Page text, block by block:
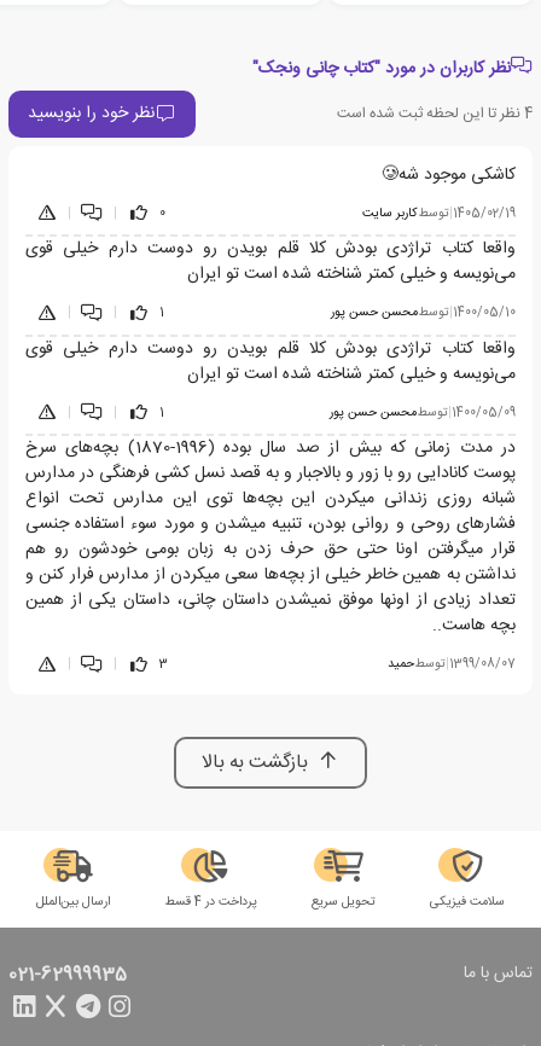
نظر کاربران در مورد "کتاب چانی ونجک"
4 نظر تا این لحظه ثبت شده است نظر خود را بنویسید
کاشکی موجود شه🥲
1405/02/19
|توسطکاربر سایت 0
|
|
واقعا کتاب تراژدی بودش کلا قلم بویدن رو دوست دارم خیلی قوی
می‌نویسه و خیلی کمتر شناخته شده است تو ایران
1400/05/10
|توسطمحسن حسن پور 1
|
|
واقعا کتاب تراژدی بودش کلا قلم بویدن رو دوست دارم خیلی قوی
می‌نویسه و خیلی کمتر شناخته شده است تو ایران
1400/05/09
|توسطمحسن حسن پور 1
|
|
در مدت زمانی که بیش از صد سال بوده (1996-1870) بچه‌های سرخ
پوست کانادایی رو با زور و بالاجبار و به قصد نسل کشی فرهنگی در مدارس
شبانه روزی زندانی میکردن این بچه‌ها توی این مدارس تحت انواع
فشارهای روحی و روانی بودن، تنبیه میشدن و مورد سوء استفاده جنسی
قرار میگرفتن اونا حتی حق حرف زدن به زبان بومی خودشون رو هم
نداشتن به همین خاطر خیلی از بچه‌ها سعی میکردن از مدارس فرار کنن و
تعداد زیادی از اونها موفق نمیشدن داستان چانی، داستان یکی از همین
بچه هاست..
1399/08/07
|توسطحمید 3
|
|
بازگشت به بالا
سلامت فیزیکی تحویل سریع پرداخت در 4 قسط ارسال بین‌الملل
تماس با ما 021-62999935